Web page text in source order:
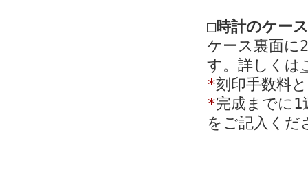
□時計のケー
ケース裏面に
す。詳しくは
*刻印手数料
*完成までに1
をご記入くだ